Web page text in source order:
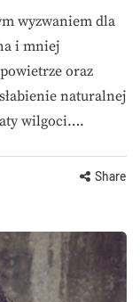
wyzwaniem dla
i mniej
oraz
naturalnej
wilgoci….
Share